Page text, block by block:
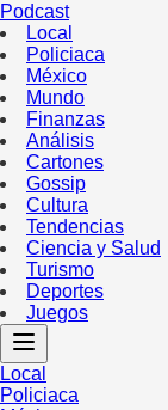
Podcast
Local
Policiaca
México
Mundo
Finanzas
Análisis
Cartones
Gossip
Cultura
Tendencias
Ciencia y Salud
Turismo
Deportes
Juegos
Local
Policiaca